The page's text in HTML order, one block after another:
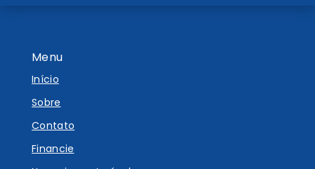
Menu
Início
Sobre
Contato
Financie